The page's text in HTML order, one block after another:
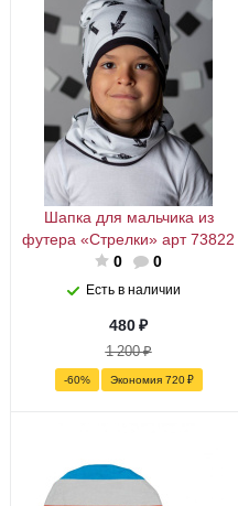
Шапка для мальчика из
футера «Стрелки» арт 73822
0
0
Есть в наличии
480₽
1 200₽
-60% Экономия 720₽